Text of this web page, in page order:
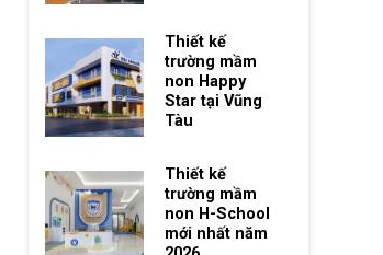
Thiết kế
trường mầm
non Happy
Star tại Vũng
Tàu
Thiết kế
trường mầm
non H-School
mới nhất năm